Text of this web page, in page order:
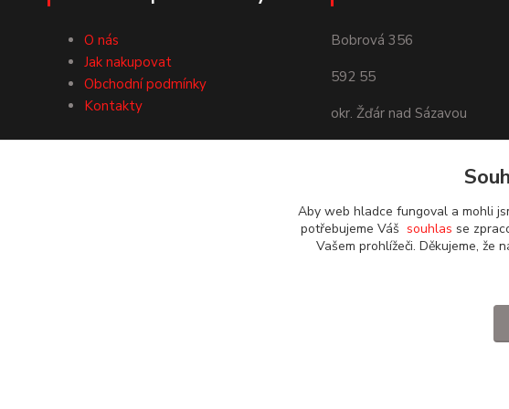
O nás
Jak nakupovat
Obchodní podmínky
Kontakty
Bobrová 356
592 55
okr. Žďár nad Sázavou
Aby web hladce fungoval a mohli
potřebujeme Váš souhlas se
Vašem prohlížeči. Děkujeme, že